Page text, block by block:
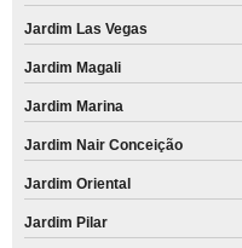
Jardim Las Vegas
Jardim Magali
Jardim Marina
Jardim Nair Conceição
Jardim Oriental
Jardim Pilar